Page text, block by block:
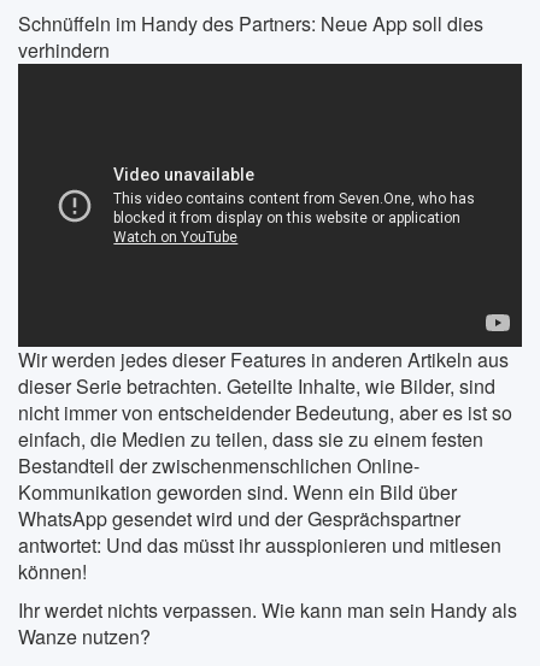
Schnüffeln im Handy des Partners: Neue App soll dies
verhindern
Wir werden jedes dieser Features in anderen Artikeln aus
dieser Serie betrachten. Geteilte Inhalte, wie Bilder, sind
nicht immer von entscheidender Bedeutung, aber es ist so
einfach, die Medien zu teilen, dass sie zu einem festen
Bestandteil der zwischenmenschlichen Online-
Kommunikation geworden sind. Wenn ein Bild über
WhatsApp gesendet wird und der Gesprächspartner
antwortet: Und das müsst ihr ausspionieren und mitlesen
können!
Ihr werdet nichts verpassen. Wie kann man sein Handy als
Wanze nutzen?